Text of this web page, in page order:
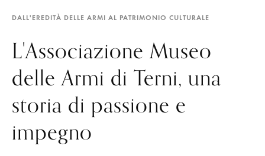
DALL'EREDITÀ DELLE ARMI AL PATRIMONIO CULTURALE
L'Associazione Museo
delle Armi di Terni, una
storia di passione e
impegno